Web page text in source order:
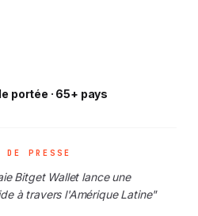
portée · 65+ pays
DE PRESSE
Bitget Wallet lance une
à travers l'Amérique Latine"